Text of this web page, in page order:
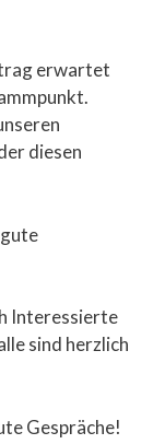
erwartet
diesen
Interessierte
sind herzlich
Gespräche!